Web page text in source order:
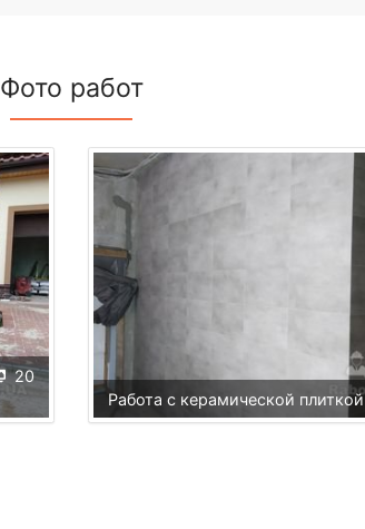
Фото работ
20
Работа с керамической плиткой